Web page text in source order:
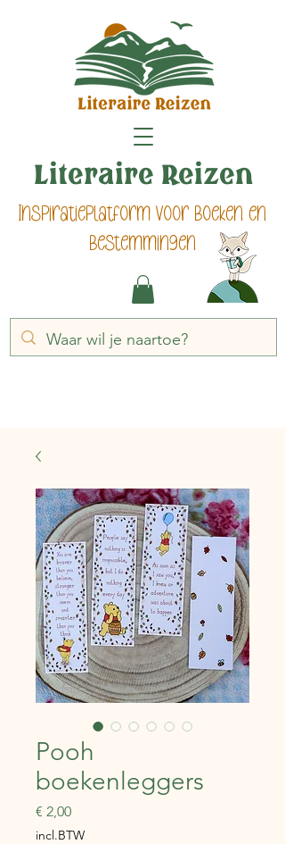
Inspiratieplatform voor boeken en
bestemmingen
Literaire Reizen
Pooh
boekenleggers
€ 2,00Prijs
incl.BTW